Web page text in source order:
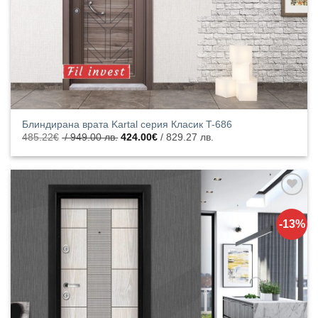
Блиндирана врата Kartal серия Класик T-686
485.22€ / 949.00 лв. Original
was:
949.00
лв..
424.00€ / 829.27 лв.
е:
829.27
-13%
към
списъка с
харесани